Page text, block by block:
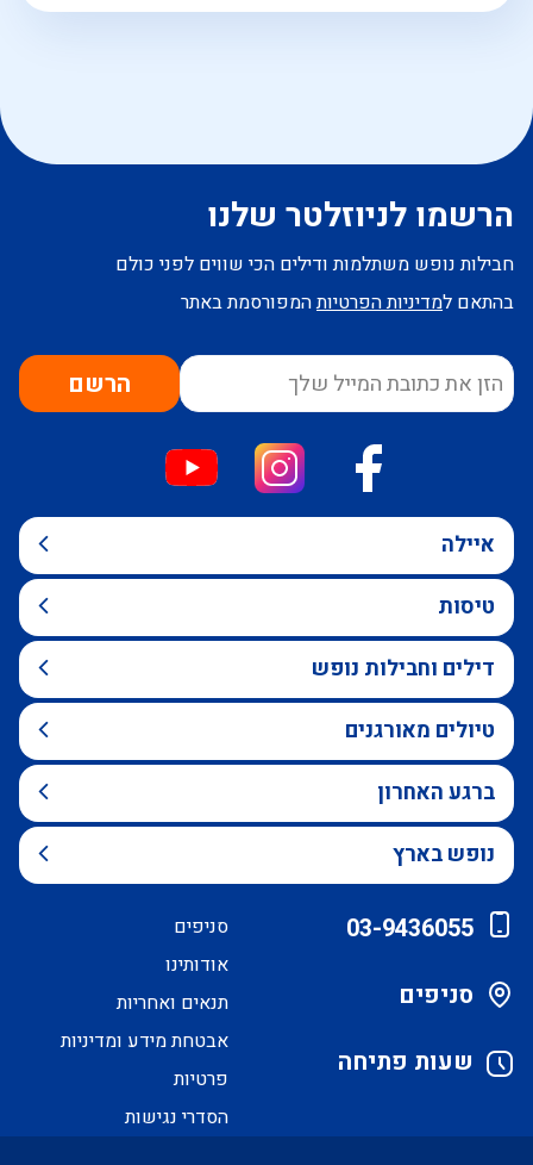
הרשמו לניוזלטר שלנו
חבילות נופש משתלמות ודילים הכי שווים לפני כולם
בהתאם למדיניות הפרטיותהמפורסמת באתר
הרשם
איילה
טיסות
דילים וחבילות נופש
טיולים מאורגנים
ברגע האחרון
נופש בארץ
03-9436055
סניפים
שעות פתיחה
סניפים
אודותינו
תנאים ואחריות
אבטחת מידע ומדיניות
פרטיות
הסדרי נגישות